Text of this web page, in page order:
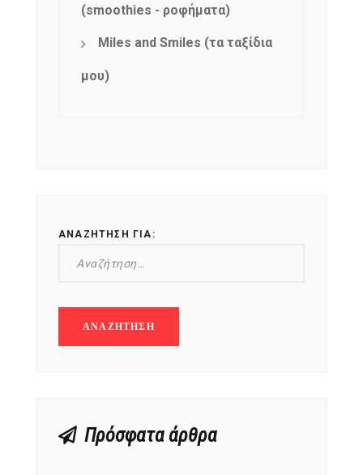
(smoothies - ροφήματα)
Miles and Smiles (τα ταξίδια
μου)
ΑΝΑΖΉΤΗΣΗ ΓΙΑ:
Πρόσφατα άρθρα